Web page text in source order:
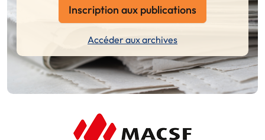
Inscription aux publications
Accéder aux archives